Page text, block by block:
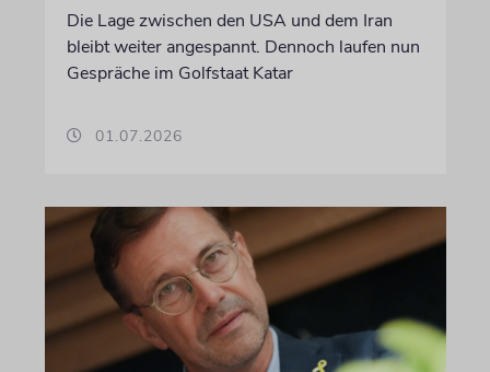
Die Lage zwischen den USA und dem Iran
bleibt weiter angespannt. Dennoch laufen nun
Gespräche im Golfstaat Katar
01.07.2026